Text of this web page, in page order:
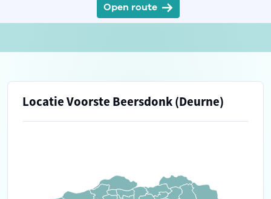
Open route
Locatie Voorste Beersdonk (Deurne)